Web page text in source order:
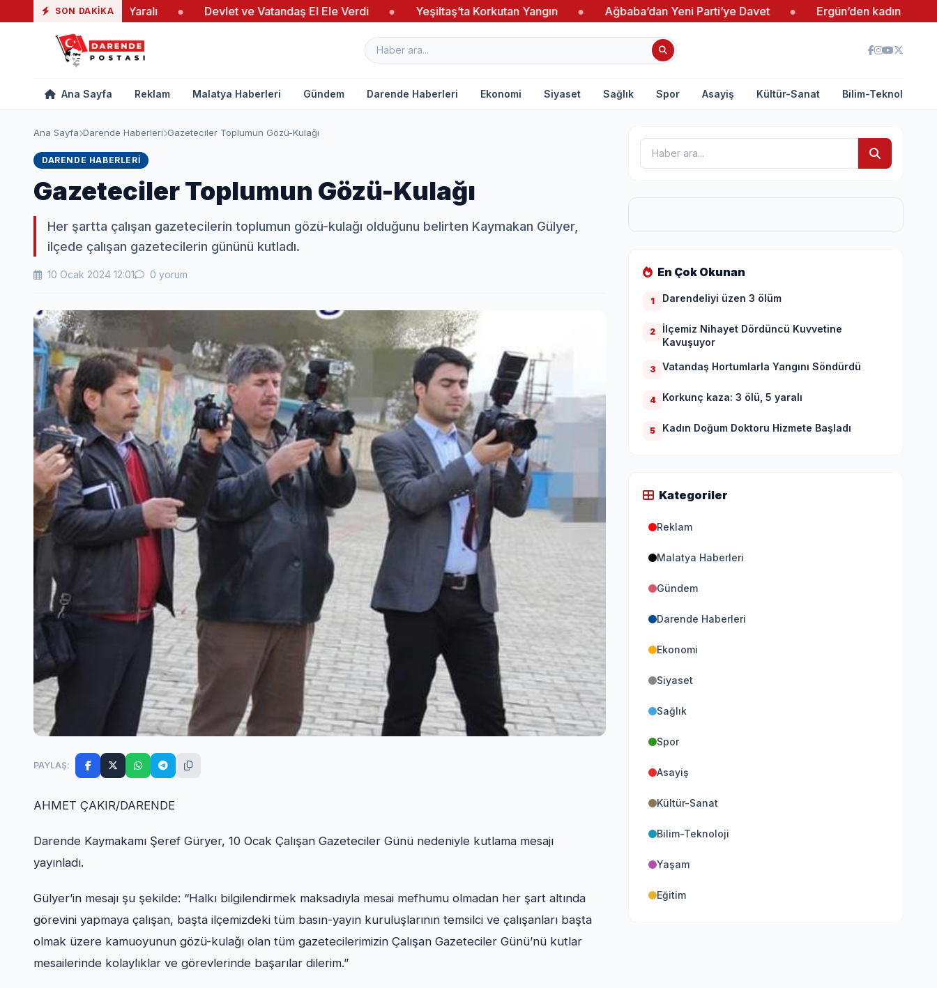
SON DAKIKA
19 Yaralı Devlet ve Vatandaş El Ele Verdi ● Yeşiltaş’ta Korkutan Yangın ● Ağbaba’dan Yeni Parti’ye Davet ● Ergün’den kadın girişimcilere
Ana Sayfa Reklam Malatya Haberleri Gündem Darende Haberleri Ekonomi Siyaset Sağlık Spor Asayiş Kültür-Sanat Bilim-Teknoloji
Ana Sayfa Darende Haberleri Gazeteciler Toplumun Gözü-Kulağı
DARENDE HABERLERI
Gazeteciler Toplumun Gözü-Kulağı
Her şartta çalışan gazetecilerin toplumun gözü-kulağı olduğunu belirten Kaymakan Gülyer,
ilçede çalışan gazetecilerin gününü kutladı.
10 Ocak 2024 12:01 0 yorum
PAYLAŞ:
AHMET ÇAKIR/DARENDE
Darende Kaymakamı Şeref Güryer, 10 Ocak Çalışan Gazeteciler Günü nedeniyle kutlama mesajı
yayınladı.
Gülyer’in mesajı şu şekilde: “Halkı bilgilendirmek maksadıyla mesai mefhumu olmadan her şart altında
görevini yapmaya çalışan, başta ilçemizdeki tüm basın-yayın kuruluşlarının temsilci ve çalışanları başta
olmak üzere kamuoyunun gözü-kulağı olan tüm gazetecilerimizin Çalışan Gazeteciler Günü’nü kutlar
mesailerinde kolaylıklar ve görevlerinde başarılar dilerim.”
En Çok Okunan
1 Darendeliyi üzen 3 ölüm
2
İlçemiz Nihayet Dördüncü Kuvvetine
Kavuşuyor
3 Vatandaş Hortumlarla Yangını Söndürdü
4 Korkunç kaza: 3 ölü, 5 yaralı
5 Kadın Doğum Doktoru Hizmete Başladı
Kategoriler
Reklam
Malatya Haberleri
Gündem
Darende Haberleri
Ekonomi
Siyaset
Sağlık
Spor
Asayiş
Kültür-Sanat
Bilim-Teknoloji
Yaşam
Eğitim